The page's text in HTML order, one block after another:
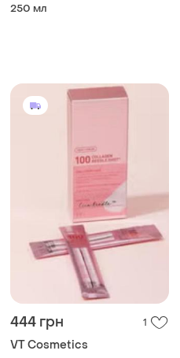
250 мл
444 грн 1
VT Cosmetics